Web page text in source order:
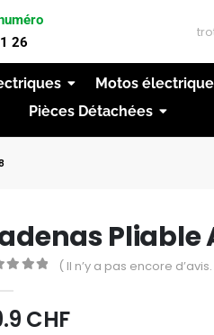
26
Motos
Pièces Détachées
Pliable
( Il n’y a pas encore
CHF
A PARTIR DE 200CHF